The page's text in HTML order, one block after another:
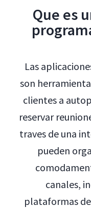
Que es
Las
son
clientes a
reservar
traves de una
pueden
canales,
plataformas